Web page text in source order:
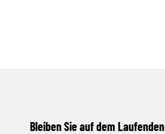
Bleiben Sie auf dem Laufenden